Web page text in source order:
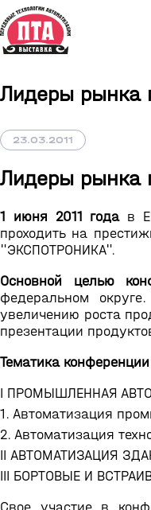
Лидеры рынка
23.03.2011
Лидеры рынка
1 июня 2011 годав
проходить на
"ЭКСПОТРОНИКА".
Основной целью
федеральном
увеличению роста
презентации
Тематика
I ПРОМЫШЛЕННАЯ
1. Автоматизация
2. Автоматизация
II АВТОМАТИЗАЦИЯ
III БОРТОВЫЕ И